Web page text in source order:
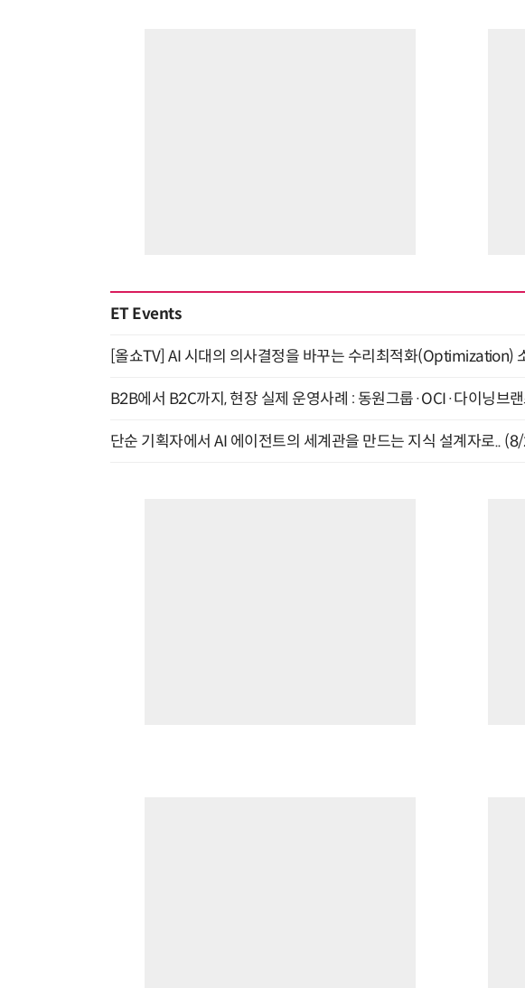
ET Events
[올쇼TV] AI 시대의 의사결정을 바꾸는 수리최적화(Optimization)
B2B에서 B2C까지, 현장 실제 운영사례 : 동원그룹·OCI·다이닝브
단순 기획자에서 AI 에이전트의 세계관을 만드는 지식 설계자로..